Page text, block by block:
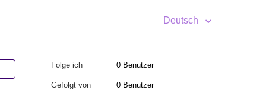
Deutsch
Folge ich 0 Benutzer
Gefolgt von 0 Benutzer